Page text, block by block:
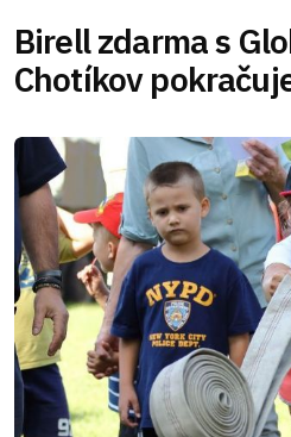
Birell zdarma s
Chotíkov